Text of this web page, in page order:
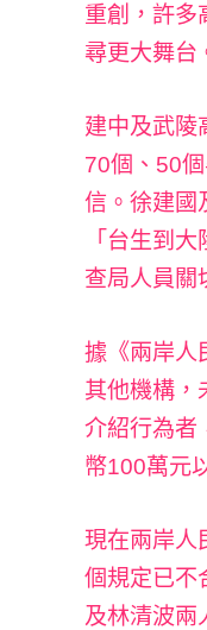
重創，許多
尋更大舞台
建中及武陵
70個、50
信。徐建國
「台生到
查局人員關
據《兩岸人
其他機構，
介紹行為者
幣100萬元
現在兩岸人
個規定已不
及林清波兩